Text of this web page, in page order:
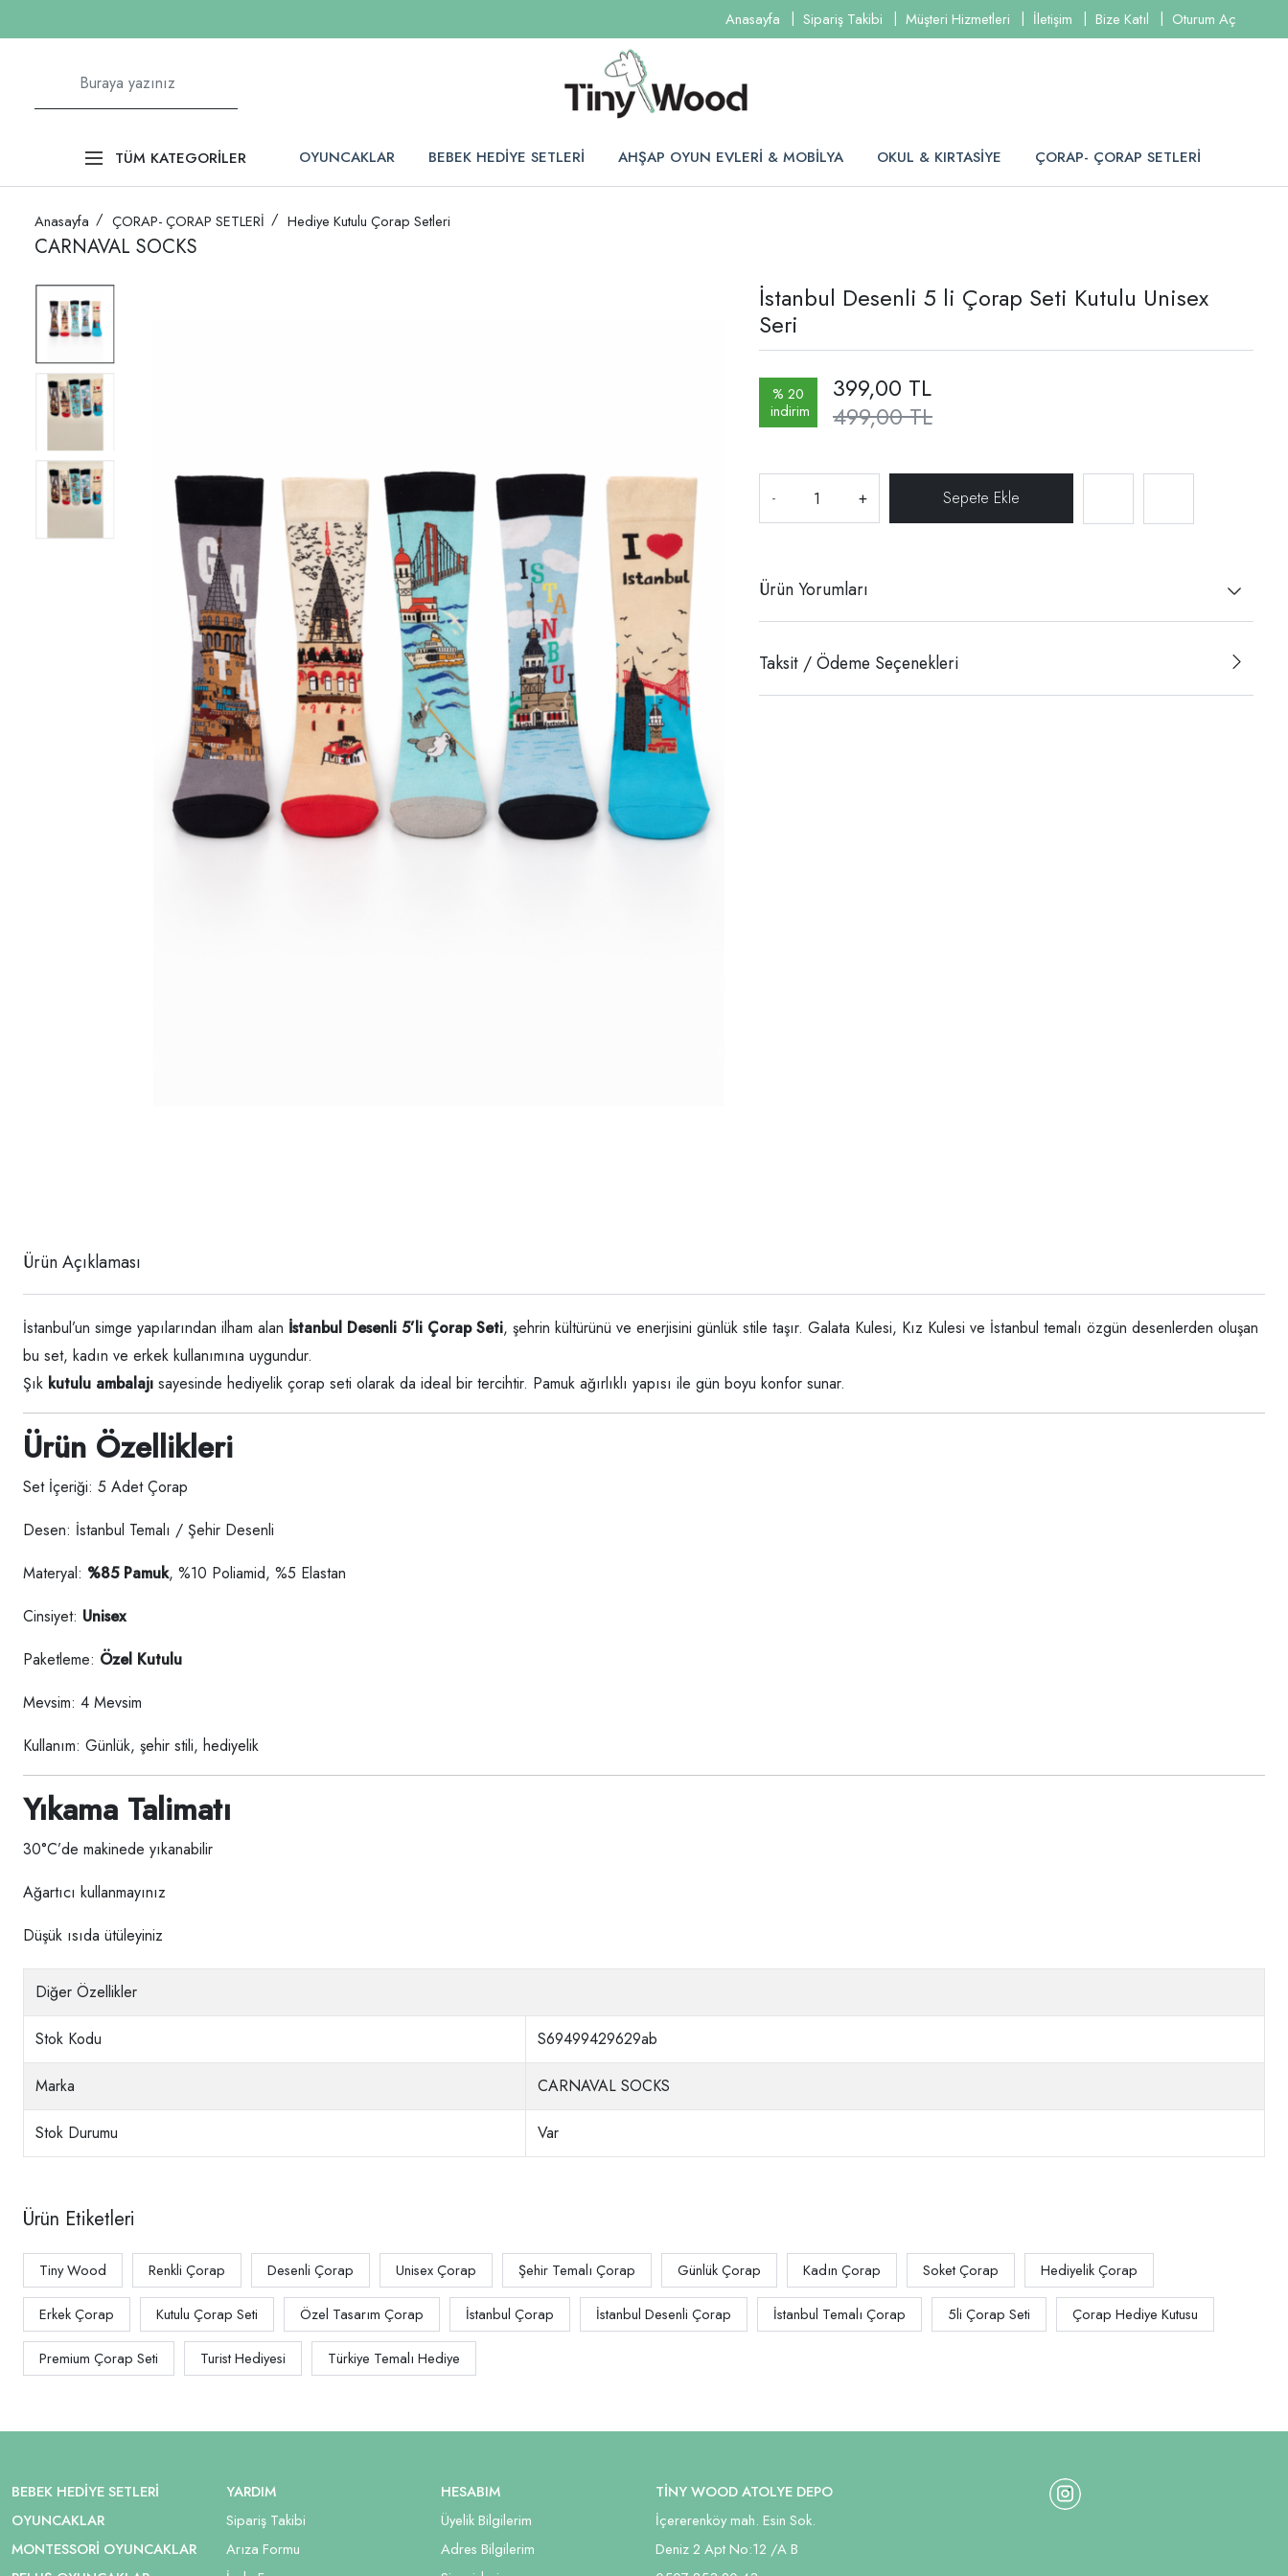
Anasayfa Sipariş Takibi Müşteri Hizmetleri İletişim Bize Katıl Oturum Aç
TÜM KATEGORİLER OYUNCAKLAR BEBEK HEDİYE SETLERİ AHŞAP OYUN EVLERİ & MOBİLYA OKUL & KIRTASİYE ÇORAP- ÇORAP SETLERİ
Anasayfa ÇORAP- ÇORAP SETLERİ Hediye Kutulu Çorap Setleri
CARNAVAL SOCKS
İstanbul Desenli 5 li Çorap Seti Kutulu Unisex
Seri
% 20
indirim
499,00 TL
399,00 TL
- +
Ürün Yorumları
Taksit / Ödeme Seçenekleri
Ürün Açıklaması
İstanbul’un simge yapılarından ilham alan İstanbul Desenli 5’li Çorap Seti, şehrin kültürünü ve enerjisini günlük stile taşır. Galata Kulesi, Kız Kulesi ve İstanbul temalı özgün desenlerden oluşan
bu set, kadın ve erkek kullanımına uygundur.
Şık kutulu ambalajı sayesinde hediyelik çorap seti olarak da ideal bir tercihtir. Pamuk ağırlıklı yapısı ile gün boyu konfor sunar.
Ürün Özellikleri
Set İçeriği: 5 Adet Çorap
Desen: İstanbul Temalı / Şehir Desenli
Materyal: %85 Pamuk, %10 Poliamid, %5 Elastan
Cinsiyet: Unisex
Paketleme: Özel Kutulu
Mevsim: 4 Mevsim
Kullanım: Günlük, şehir stili, hediyelik
Yıkama Talimatı
30°C’de makinede yıkanabilir
Ağartıcı kullanmayınız
Düşük ısıda ütüleyiniz
Diğer Özellikler
Stok Kodu S69499429629ab
Marka CARNAVAL SOCKS
Stok Durumu Var
Ürün Etiketleri
Tiny Wood Renkli Çorap Desenli Çorap Unisex Çorap Şehir Temalı Çorap Günlük Çorap Kadın Çorap Soket Çorap Hediyelik Çorap
Erkek Çorap Kutulu Çorap Seti Özel Tasarım Çorap İstanbul Çorap İstanbul Desenli Çorap İstanbul Temalı Çorap 5li Çorap Seti Çorap Hediye Kutusu
Premium Çorap Seti Turist Hediyesi Türkiye Temalı Hediye
BEBEK HEDIYE SETLERI
OYUNCAKLAR
MONTESSORI OYUNCAKLAR
YARDIM
Sipariş Takibi
Arıza Formu
HESABIM
Üyelik Bilgilerim
Adres Bilgilerim
TİNY WOOD ATOLYE DEPO
İçererenköy mah. Esin Sok.
Deniz 2 Apt No:12 /A B